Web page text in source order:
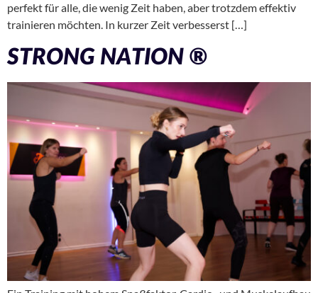
perfekt für alle, die wenig Zeit haben, aber trotzdem effektiv
trainieren möchten. In kurzer Zeit verbesserst […]
STRONG NATION ®